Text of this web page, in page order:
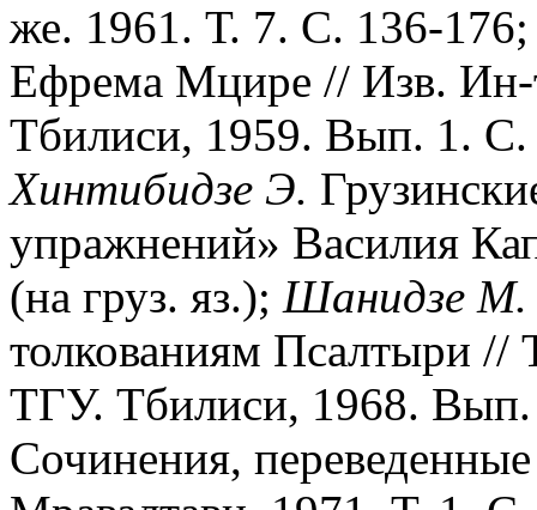
же. 1961. Т. 7. С. 136-
Ефрема Мцире // Изв. Ин-
Тбилиси, 1959. Вып. 1. С.
Хинтибидзе Э.
упражнений» Василия
(на груз. яз.); Шанидзе М.
толкованиям Псалтыри //
ТГУ. Тбилиси, 1968. Вып.
Сочинения,